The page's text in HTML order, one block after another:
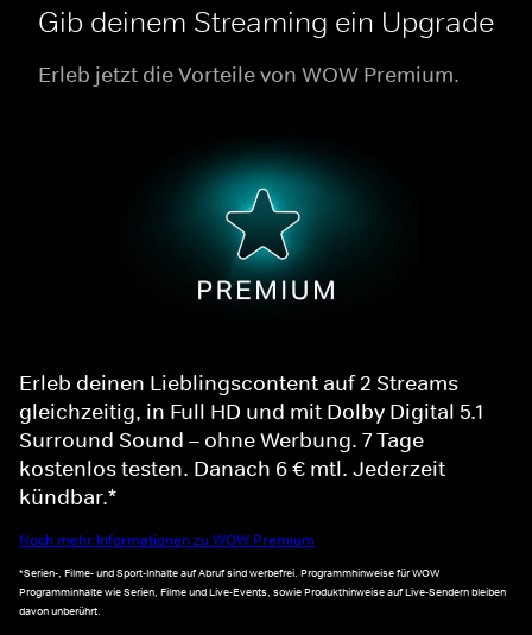
Gib deinem Streaming ein Upgrade
Erleb jetzt die Vorteile von WOW Premium.
Erleb deinen Lieblingscontent auf 2 Streams
gleichzeitig, in Full HD und mit Dolby Digital 5.1
Surround Sound – ohne Werbung. 7 Tage
kostenlos testen. Danach 6 € mtl. Jederzeit
kündbar.*
Noch mehr Informationen zu WOW Premium
*Serien-, Filme- und Sport-Inhalte auf Abruf sind werbefrei. Programmhinweise für WOW
Programminhalte wie Serien, Filme und Live-Events, sowie Produkthinweise auf Live-Sendern bleiben
davon unberührt.